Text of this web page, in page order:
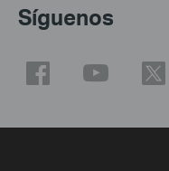
Síguenos